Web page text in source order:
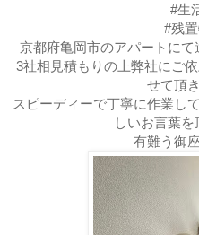
#生
#残
京都府亀岡市のアパートにて
3社相見積もりの上弊社にご
せて頂
スピーディーで丁寧に作業し
しいお言葉を
有難う御